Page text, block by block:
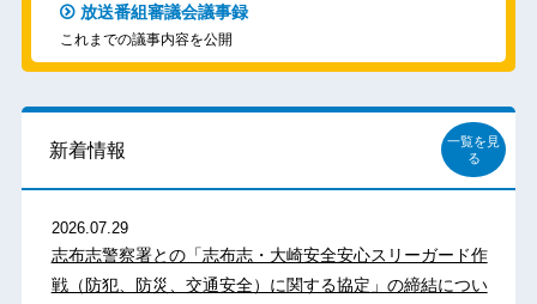
放送番組審議会議事録
これまでの議事内容を公開
新着情報
一覧を見
る
2026.07.29
志布志警察署との「志布志・大崎安全安心スリーガード作
戦（防犯、防災、交通安全）に関する協定」の締結につい